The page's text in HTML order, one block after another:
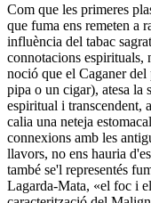
Com que les primeres
que fuma ens remeten a
influència del tabac
connotacions espirituals,
noció que el Caganer del
pipa o un cigar), atesa la
espiritual i transcendent,
calia una neteja
connexions amb les
llavors, no ens hauria
també se'l representés
Lagarda-Mata, «el foc i